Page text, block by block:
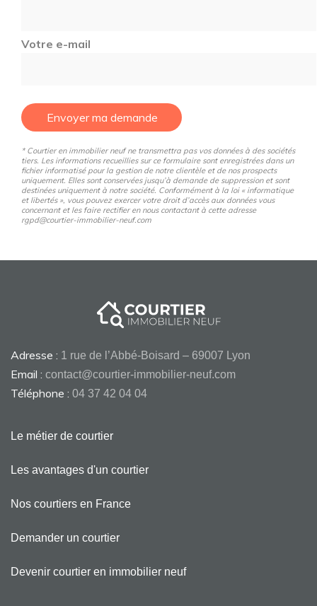
Votre e-mail
Envoyer ma demande
* Courtier en immobilier neuf ne transmettra pas vos données à des sociétés
tiers. Les informations recueillies sur ce formulaire sont enregistrées dans un
fichier informatisé pour la gestion de notre clientèle et de nos prospects
uniquement. Elles sont conservées jusqu’à demande de suppression et sont
destinées uniquement à notre société. Conformément à la loi « informatique
et libertés », vous pouvez exercer votre droit d’accès aux données vous
concernant et les faire rectifier en nous contactant à cette adresse
rgpd@courtier-immobilier-neuf.com
Adresse : 1 rue de l’Abbé-Boisard – 69007 Lyon
Email : contact@courtier-immobilier-neuf.com
Téléphone : 04 37 42 04 04
Le métier de courtier
Les avantages d'un courtier
Nos courtiers en France
Demander un courtier
Devenir courtier en immobilier neuf